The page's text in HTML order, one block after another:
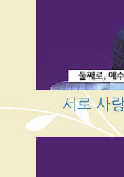
서로 사